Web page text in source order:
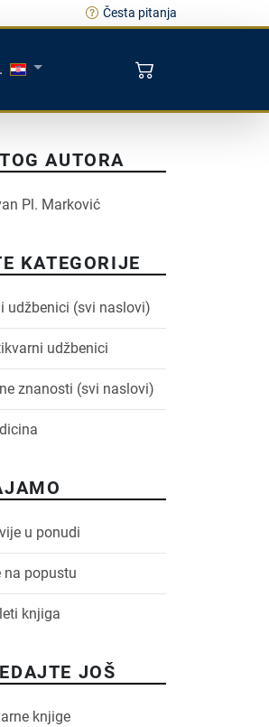
Česta pitanja
AUTORA
Pl. Marković
KATEGORIJE
udžbenici (svi naslovi)
udžbenici
znanosti (svi naslovi)
u ponudi
na popustu
knjiga
JOŠ
knjige